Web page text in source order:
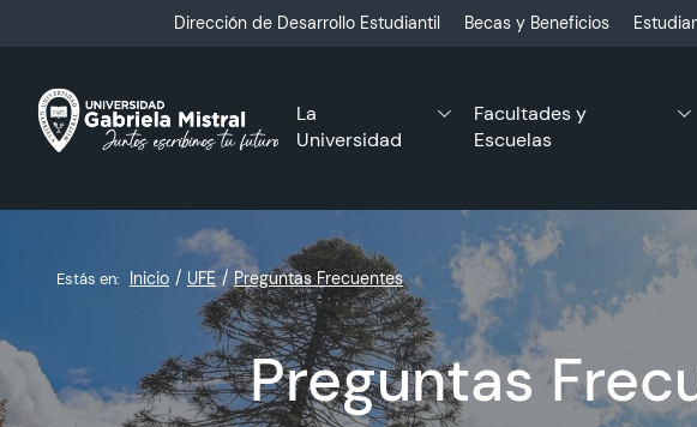
Dirección de Desarrollo Estudiantil Becas y Beneficios
La
Universidad
Facultades y
Escuelas
Estás en: Inicio UFE Preguntas Frecuentes
Preguntas